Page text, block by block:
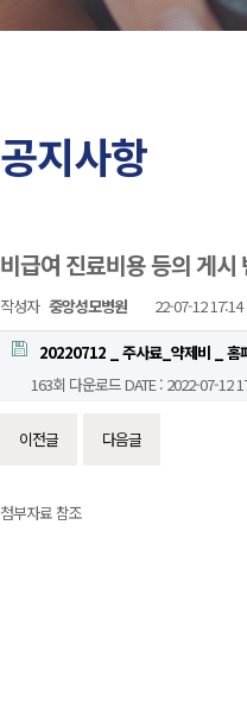
공지사항
비급여 진료비용 등의 게
작성자 중앙성모병원 22-07-12 17:14
20220712 _ 주사료_약제비 _ 홈
163회 다운로드DATE : 2022-07-12
이전글 다음글
첨부자료 참조